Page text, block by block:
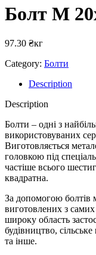
Болт М
97.30 ₴кг
Category: Болти
Description
Description
Болти – одні з
використовуваних
Виготовляється
головкою під
частіше всього
квадратна.
За допомогою болтів
виготовлених з самих
широку область
будівництво,
та інше.